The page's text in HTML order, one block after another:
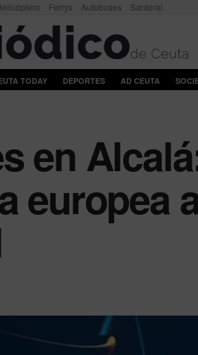
Ferrys Autobuses Santoral
TODAY DEPORTES AD CEUTA
en
europea